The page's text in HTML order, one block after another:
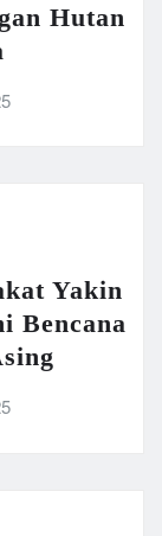
Hutan
Yakin
Bencana